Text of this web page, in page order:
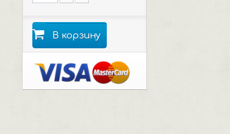
В корзину